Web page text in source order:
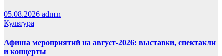
05.08.2026 admin
Культура
Афиша мероприятий на август-2026: выставки, спектакли
и концерты